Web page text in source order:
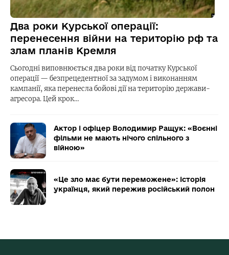
Два роки Курської операції:
перенесення війни на територію рф та
злам планів Кремля
Сьогодні виповнюється два роки від початку Курської
операції — безпрецедентної за задумом і виконанням
кампанії, яка перенесла бойові дії на територію держави-
агресора. Цей крок…
Актор і офіцер Володимир Ращук: «Воєнні
фільми не мають нічого спільного з
війною»
«Це зло має бути переможене»: історія
українця, який пережив російський полон